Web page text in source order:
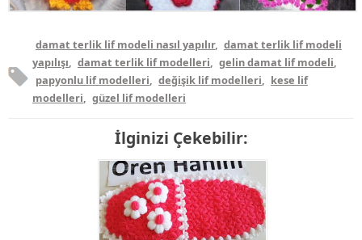
damat terlik lif modeli nasıl yapılır, damat terlik lif modeli
yapılışı, damat terlik lif modelleri, gelin damat lif modeli,
papyonlu lif modelleri, değişik lif modelleri, kese lif
modelleri, güzel lif modelleri
İlginizi Çekebilir: